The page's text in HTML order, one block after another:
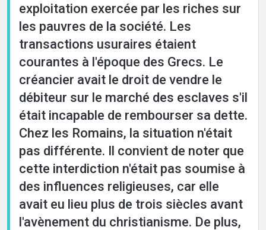
exploitation exercée par les riches sur
les pauvres de la société. Les
transactions usuraires étaient
courantes à l'époque des Grecs. Le
créancier avait le droit de vendre le
débiteur sur le marché des esclaves s'il
était incapable de rembourser sa dette.
Chez les Romains, la situation n'était
pas différente. Il convient de noter que
cette interdiction n'était pas soumise à
des influences religieuses, car elle
avait eu lieu plus de trois siècles avant
l'avènement du christianisme. De plus,